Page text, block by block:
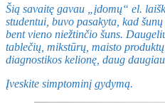
Šią savaitę gavau „įdomų“ el.
studentui, buvo pasakyta, kad
bent vieno niežtinčio šuns.
tablečių, mikstūrų, maisto
diagnostikos kelionę, daug
Įveskite simptominį gydymą.